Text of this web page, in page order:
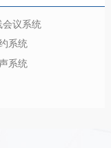
会议系统
系统
系统